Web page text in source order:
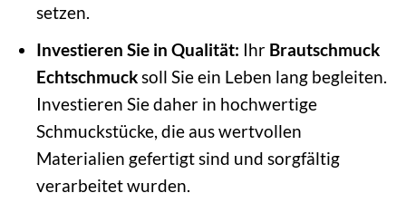
setzen.
Investieren Sie in Qualität: Ihr Brautschmuck
Echtschmucksoll Sie ein Leben lang begleiten.
Investieren Sie daher in hochwertige
Schmuckstücke, die aus wertvollen
Materialien gefertigt sind und sorgfältig
verarbeitet wurden.